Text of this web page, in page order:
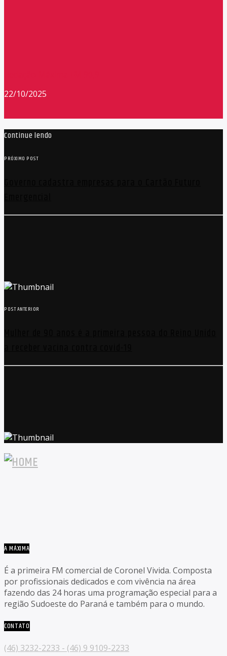
22/10/2025
Continue lendo
PRÓXIMO POST
POST ANTERIOR
A MÁXIMA
É a primeira FM comercial de Coronel Vivida. Composta
por profissionais dedicados e com vivência na área
fazendo das 24 horas uma programação especial para a
região Sudoeste do Paraná e também para o mundo.
CONTATO
(46) 3232-2233 - (46) 9 9109-2233